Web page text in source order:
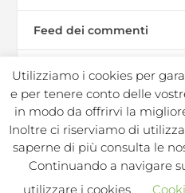
Feed dei commenti
WordPress.org
In Sport s.r.l. Societa
02050250964 |
| |
Utilizziamo i cookies per
e per tenere conto delle
in modo da offrirvi la
Inoltre ci riserviamo di
saperne di più consulta le
Continuando a navigare
utilizzare i cookies.